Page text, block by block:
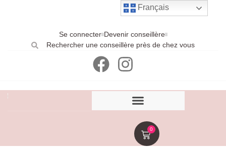
Se connecter Devenir conseillère
Rechercher une conseillère près de chez vous
0
Français